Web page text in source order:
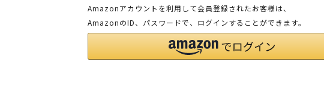
Amazonアカウントを利用して会員登録されたお客様は、
AmazonのID、パスワードで、ログインすることができます。